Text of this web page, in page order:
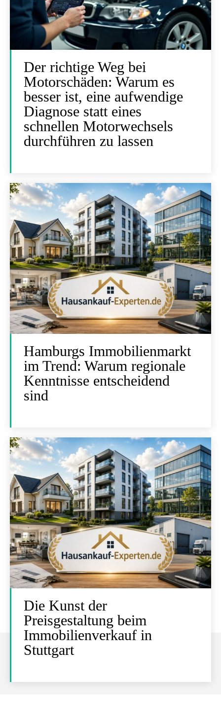
Der richtige Weg bei
Motorschäden: Warum es
besser ist, eine aufwendige
Diagnose statt eines
schnellen Motorwechsels
durchführen zu lassen
Hamburgs Immobilienmarkt
im Trend: Warum regionale
Kenntnisse entscheidend
sind
Die Kunst der
Preisgestaltung beim
Immobilienverkauf in
Stuttgart